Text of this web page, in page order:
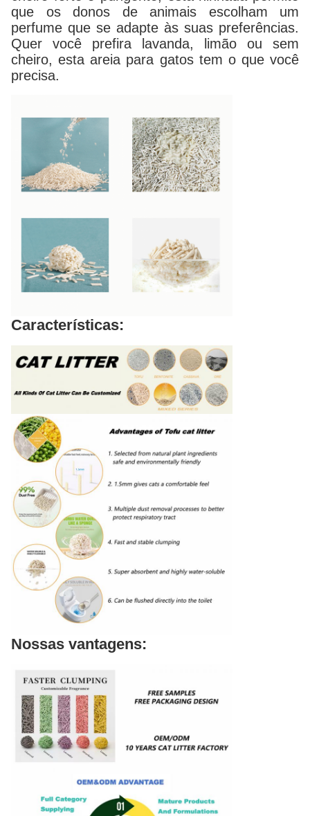
que os donos de animais escolham um
perfume que se adapte às suas preferências.
Quer você prefira lavanda, limão ou sem
cheiro, esta areia para gatos tem o que você
precisa.
Características:
Nossas vantagens: